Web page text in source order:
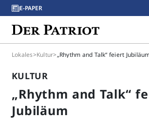
E-PAPER
Lokales>Kultur>„Rhythm and Talk“ feiert
KULTUR
„Rhythm and Talk“
Jubiläum